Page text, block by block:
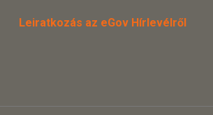
Leiratkozás az eGov Hírlevélről